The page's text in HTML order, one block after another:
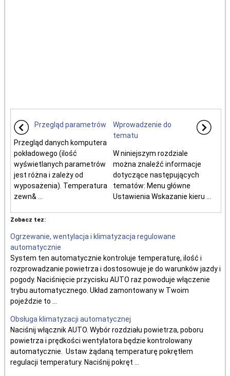
Przegląd parametrów
Przegląd danych komputera
pokładowego (ilość
wyświetlanych parametrów
jest różna i zależy od
wyposażenia). Temperatura
zewn& ...
Wprowadzenie do
tematu
W niniejszym rozdziale
można znaleźć informacje
dotyczące następujących
tematów: Menu główne
Ustawienia Wskazanie kieru ...
Zobacz tez:
Ogrzewanie, wentylacja i klimatyzacja regulowane
automatycznie
System ten automatycznie kontroluje temperaturę, ilość i
rozprowadzanie powietrza i dostosowuje je do warunków jazdy i
pogody. Naciśnięcie przycisku AUTO raz powoduje włączenie
trybu automatycznego. Układ zamontowany w Twoim
pojeździe to ...
Obsługa klimatyzacji automatycznej
Naciśnij włącznik AUTO. Wybór rozdziału powietrza, poboru
powietrza i prędkości wentylatora będzie kontrolowany
automatycznie. Ustaw żądaną temperaturę pokrętłem
regulacji temperatury. Naciśnij pokręt ...